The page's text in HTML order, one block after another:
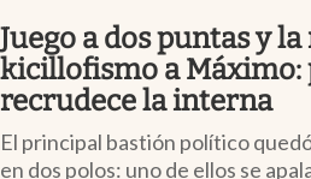
Negocios
Columnistas
Apertura
Juego a dos puntas y
kicillofismo a Máximo:
recrudece la interna
El principal bastión político
en dos polos: uno de ellos se